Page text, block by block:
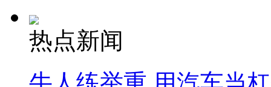
热点新闻